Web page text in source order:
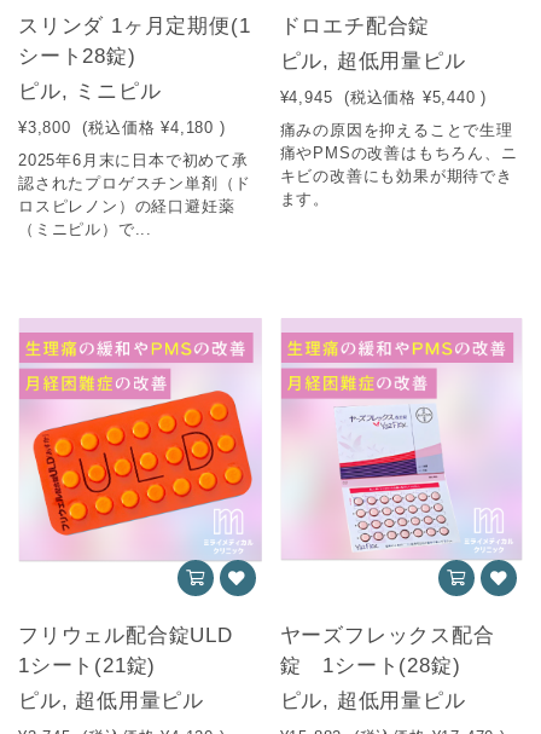
スリンダ 1ヶ月定期便(1
シート28錠)
ピル, ミニピル
¥3,800 (税込価格 ¥4,180 )
2025年6月末に日本で初めて承
認されたプロゲスチン単剤（ド
ロスピレノン）の経口避妊薬
（ミニピル）で...
ドロエチ配合錠
ピル, 超低用量ピル
¥4,945 (税込価格 ¥5,440 )
痛みの原因を抑えることで生理
痛やPMSの改善はもちろん、ニ
キビの改善にも効果が期待でき
ます。
フリウェル配合錠ULD
1シート(21錠)
ピル, 超低用量ピル
ヤーズフレックス配合
錠 1シート(28錠)
ピル, 超低用量ピル